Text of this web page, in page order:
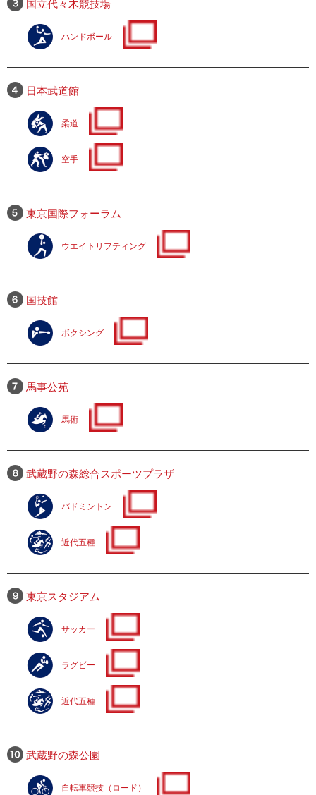
国立代々木競技場
ハンドボール
日本武道館
柔道
空手
東京国際フォーラム
ウエイトリフティング
国技館
ボクシング
馬事公苑
馬術
武蔵野の森総合スポーツプラザ
バドミントン
近代五種
東京スタジアム
サッカー
ラグビー
近代五種
武蔵野の森公園
自転車競技（ロード）